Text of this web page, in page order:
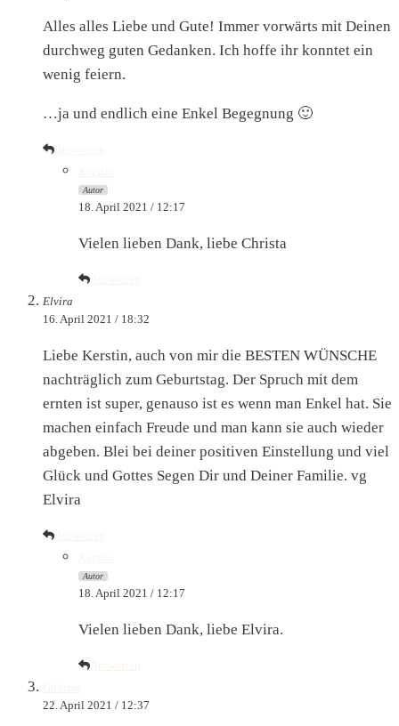
Alles alles Liebe und Gute! Immer vorwärts mit Deinen
durchweg guten Gedanken. Ich hoffe ihr konntet ein
wenig feiern.
…ja und endlich eine Enkel Begegnung 🙂
Autor
18. April 2021 / 12:17
Vielen lieben Dank, liebe Christa
Elvira
16. April 2021 / 18:32
Liebe Kerstin, auch von mir die BESTEN WÜNSCHE
nachträglich zum Geburtstag. Der Spruch mit dem
ernten ist super, genauso ist es wenn man Enkel hat. Sie
machen einfach Freude und man kann sie auch wieder
abgeben. Blei bei deiner positiven Einstellung und viel
Glück und Gottes Segen Dir und Deiner Familie. vg
Elvira
Autor
18. April 2021 / 12:17
Vielen lieben Dank, liebe Elvira.
22. April 2021 / 12:37